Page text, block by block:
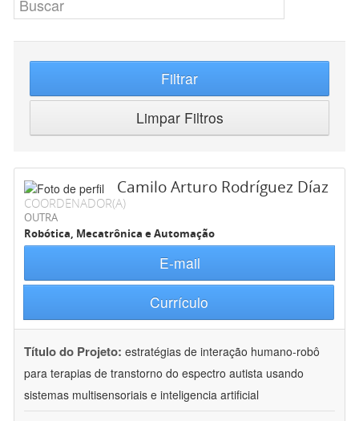
Filtrar
Limpar Filtros
Camilo Arturo Rodríguez Díaz
COORDENADOR(A)
OUTRA
Robótica, Mecatrônica e Automação
E-mail
Currículo
Título do Projeto: estratégias de interação humano-robô
para terapias de transtorno do espectro autista usando
sistemas multisensoriais e inteligencia artificial